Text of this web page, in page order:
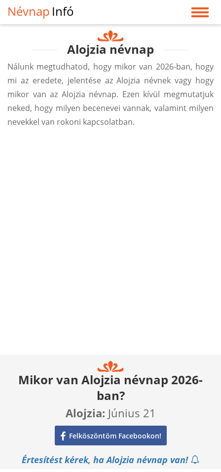
Névnap Infó
Alojzia névnap
Nálunk megtudhatod, hogy mikor van 2026-ban, hogy
mi az eredete, jelentése az Alojzia névnek vagy hogy
mikor van az Alojzia névnap. Ezen kívül megmutatjuk
neked, hogy milyen becenevei vannak, valamint milyen
nevekkel van rokoni kapcsolatban.
Mikor van Alojzia névnap 2026-
ban?
Alojzia: Június 21
Felköszöntöm Facebookon!
Értesítést kérek, ha Alojzia névnap van!